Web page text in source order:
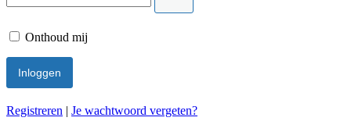
Onthoud mij
Registreren | Je wachtwoord vergeten?